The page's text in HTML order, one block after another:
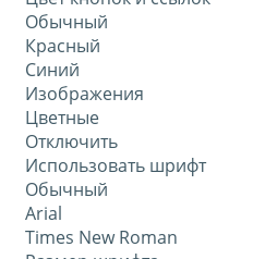
Обычный
Красный
Синий
Изображения
Цветные
Отключить
Использовать шрифт
Обычный
Arial
Times New Roman